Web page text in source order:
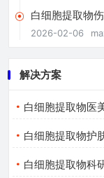
白细胞提取物
2026-02-06
解决方案
白细胞提取物医
白细胞提取物护
白细胞提取物科